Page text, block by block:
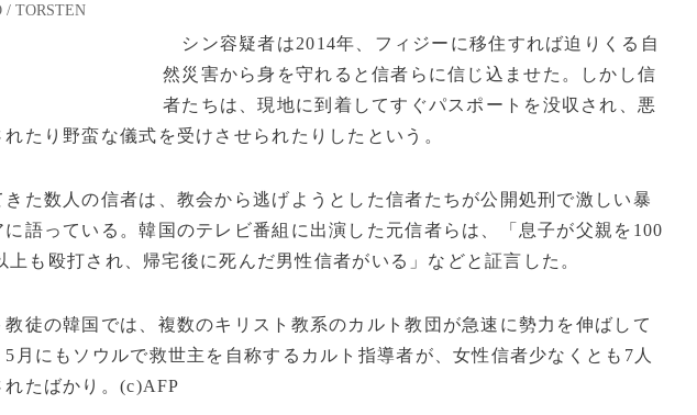
/ TORSTEN
シン容疑者は2014年、フィジーに移住すれば迫りくる自
然災害から身を守れると信者らに信じ込ませた。しかし信
者たちは、現地に到着してすぐパスポートを没収され、悪
たり野蛮な儀式を受けさせられたりしたという。
た数人の信者は、教会から逃げようとした信者たちが公開処刑で激しい暴
語っている。韓国のテレビ番組に出演した元信者らは、「息子が父親を100
上も殴打され、帰宅後に死んだ男性信者がいる」などと証言した。
徒の韓国では、複数のキリスト教系のカルト教団が急速に勢力を伸ばして
月にもソウルで救世主を自称するカルト指導者が、女性信者少なくとも7人
たばかり。(c)AFP